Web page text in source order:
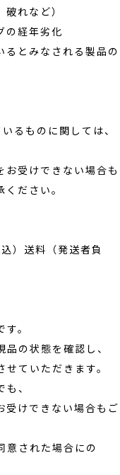
れなど）
の経年劣化
るとみなされる製品の
るものに関しては、
お受けできない場合も
ださい。
）送料（発送者負
。
の状態を確認し、
ていただきます。
、
けできない場合もご
意された場合にの